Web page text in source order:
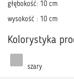
głębokość: 10 cm
wysokość : 10 cm
Kolorystyka
szary